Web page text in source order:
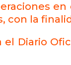
con la
Diario